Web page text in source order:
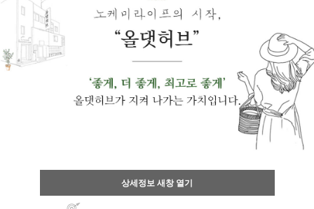
상세정보 새창 열기